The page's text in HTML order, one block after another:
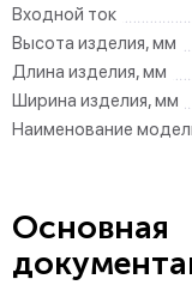
Входной ток
Высота изделия, мм
Длина изделия, мм
Ширина изделия, мм
Наименование
Основная